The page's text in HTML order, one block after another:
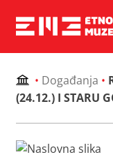
• Događanja •
(24.12.) I STARU